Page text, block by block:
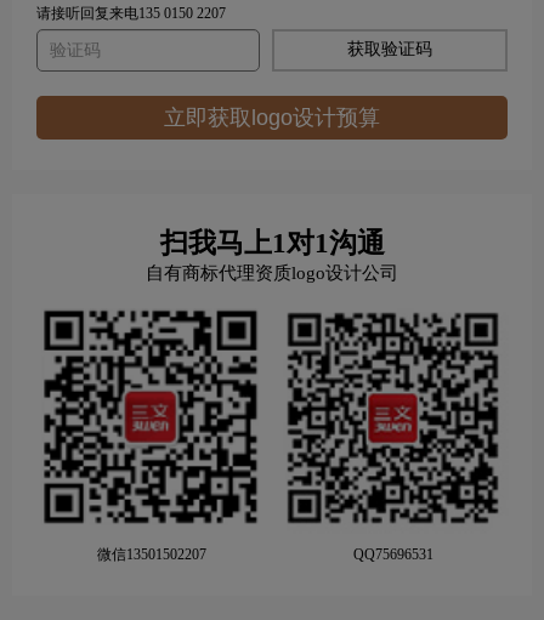
请接听回复来电135 0150 2207
获取验证码
立即获取logo设计预算
扫我马上1对1沟通
自有商标代理资质logo设计公司
微信13501502207 QQ75696531